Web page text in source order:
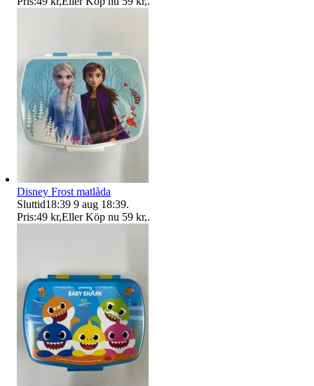
Disney Frost matlåda
Sluttid18:39 9 aug 18:39.
Pris:49 kr,Eller Köp nu 59 kr,.